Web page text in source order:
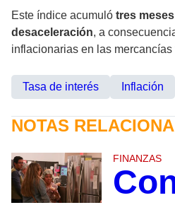
Este índice acumuló tres
desaceleración, a
inflacionarias en las
Tasa de interés Inflación
NOTAS
FINANZAS